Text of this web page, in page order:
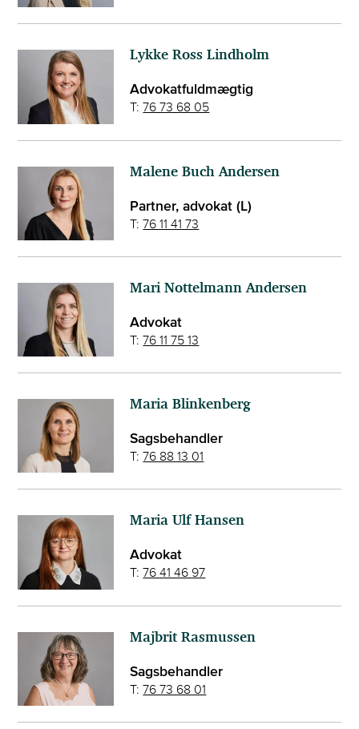
Lykke Ross Lindholm
Advokatfuldmægtig
T:76 73 68 05
Malene Buch Andersen
Partner, advokat (L)
T:76 11 41 73
Mari Nottelmann Andersen
Advokat
T:76 11 75 13
Maria Blinkenberg
Sagsbehandler
T:76 88 13 01
Maria Ulf Hansen
Advokat
T:76 41 46 97
Majbrit Rasmussen
Sagsbehandler
T:76 73 68 01